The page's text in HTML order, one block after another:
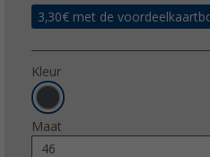
3,30€ met de
Kleur
Maat
46